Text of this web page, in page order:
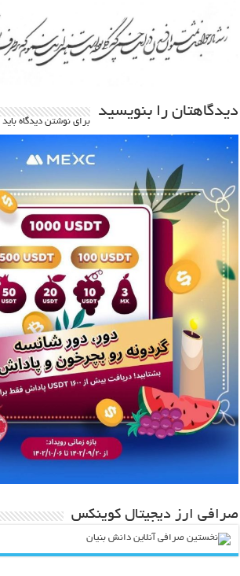
دیدگاهتان را بنویسید
برای نوشتن دیدگاه باید
صرافی ارز دیجیتال کوینکس